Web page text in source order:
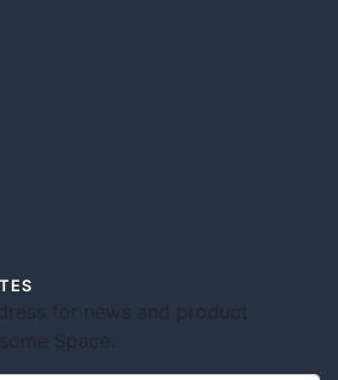
for news and product
Space.